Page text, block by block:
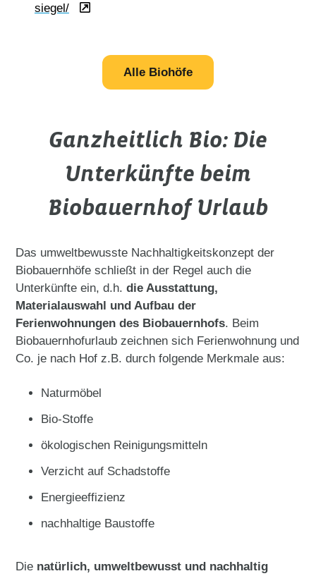
siegel/
Alle Biohöfe
Ganzheitlich Bio: Die
Unterkünfte beim
Biobauernhof Urlaub
Das umweltbewusste Nachhaltigkeitskonzept der
Biobauernhöfe schließt in der Regel auch die
Unterkünfte ein, d.h.die Ausstattung,
Materialauswahl und Aufbau der
Ferienwohnungen des Biobauernhofs. Beim
Biobauernhofurlaub zeichnen sich Ferienwohnung und
Co. je nach Hof z.B. durch folgende Merkmale aus:
Naturmöbel
Bio-Stoffe
ökologischen Reinigungsmitteln
Verzicht auf Schadstoffe
Energieeffizienz
nachhaltige Baustoffe
Die natürlich, umweltbewusst und nachhaltig